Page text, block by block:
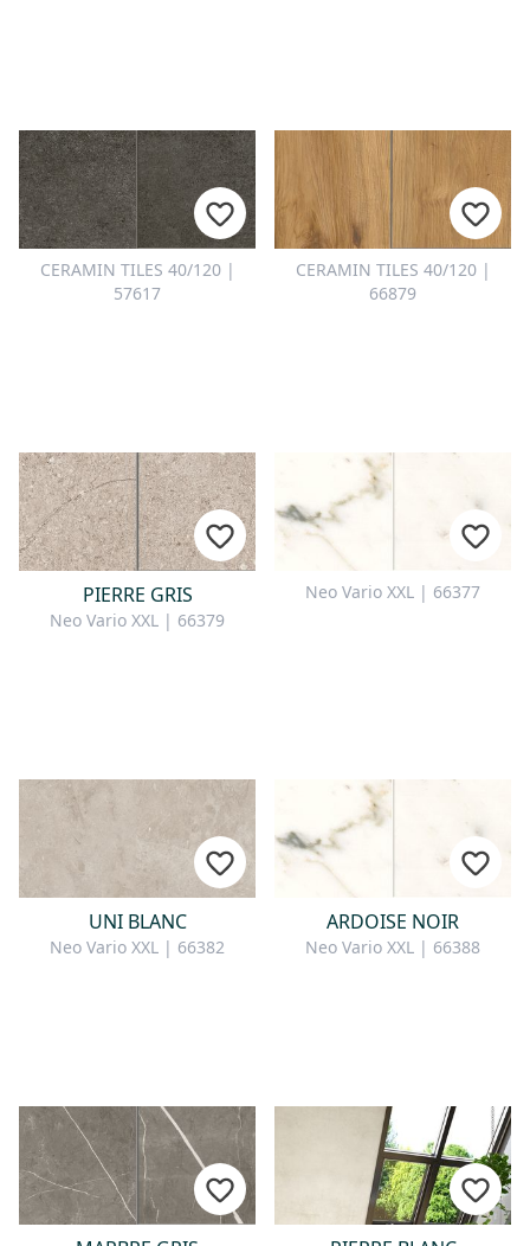
CERAMIN TILES 40/120 |
57617
CERAMIN TILES 40/120 |
66879
PIERRE GRIS
Neo Vario XXL | 66379
Neo Vario XXL | 66377
UNI BLANC
Neo Vario XXL | 66382
ARDOISE NOIR
Neo Vario XXL | 66388